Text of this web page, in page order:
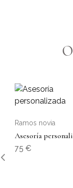
Ramos novia
Asesoría
75 €